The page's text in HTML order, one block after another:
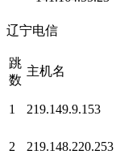
辽宁电信
跳
数
主机名
1 219.149.9.153
2 219.148.220.253